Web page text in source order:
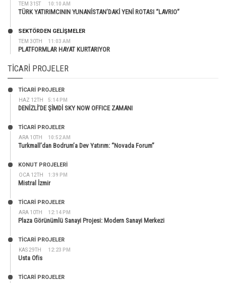
TEM 31ST 10:10 AM
TÜRK YATIRIMCININ YUNANİSTAN’DAKİ YENİ ROTASI “LAVRIO”
TEM 30TH 11:03 AM
SEKTÖRDEN GELIŞMELER
PLATFORMLAR HAYAT KURTARIYOR
TICARI PROJELER
HAZ 12TH 5:14 PM
TİCARİ PROJELER
DENİZLİ’DE ŞİMDİ SKY NOW OFFICE ZAMANI
ARA 10TH 10:52 AM
TİCARİ PROJELER
Turkmall’dan Bodrum’a Dev Yatırım: “Novada Forum”
OCA 12TH 1:39 PM
KONUT PROJELERI
Mistral İzmir
ARA 10TH 12:14 PM
TİCARİ PROJELER
Plaza Görünümlü Sanayi Projesi: Modern Sanayi Merkezi
KAS 29TH 12:23 PM
TİCARİ PROJELER
Usta Ofis
TİCARİ PROJELER